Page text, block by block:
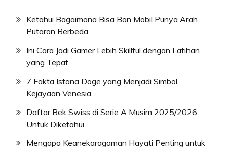
Ketahui Bagaimana Bisa Ban Mobil Punya Arah
Putaran Berbeda
Ini Cara Jadi Gamer Lebih Skillful dengan Latihan
yang Tepat
7 Fakta Istana Doge yang Menjadi Simbol
Kejayaan Venesia
Daftar Bek Swiss di Serie A Musim 2025/2026
Untuk Diketahui
Mengapa Keanekaragaman Hayati Penting untuk